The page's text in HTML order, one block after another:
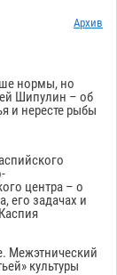
Архив
нормы, но
Шипулин – об
и нересте рыбы
центра – о
его задачах и
Межэтнический
культуры